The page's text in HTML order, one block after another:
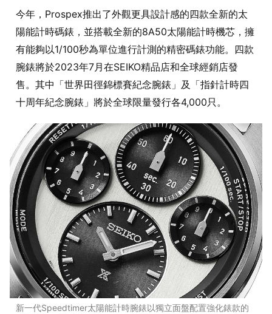
今年，Prospex推出了外觀更具設計感的四款全新的太
陽能計時碼錶，並搭載全新的8A50太陽能計時機芯，擁
有能夠以1/100秒為單位進行計測的精密碼錶功能。四款
腕錶將於2023年7月在SEIKO精品店和全球經銷店發
售。其中「世界田徑錦標賽紀念腕錶」及「指針計時四
十周年紀念腕錶」將於全球限量發行各4,000只。
新一代Speedtimer太陽能計時腕錶以獨立面盤配置強化錶款的